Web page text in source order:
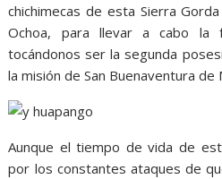
chichimecas de esta Sierra
Ochoa, para llevar a cabo la
tocándonos ser la segunda
la misión de San Buenaventura de
Aunque el tiempo de vida de
por los constantes ataques de